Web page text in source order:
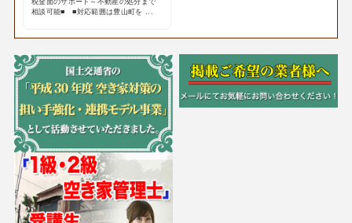
相談可能■ ■対応範囲は豊山町を ...